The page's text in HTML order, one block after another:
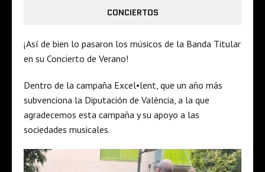
CONCIERTOS
¡Así de bien lo pasaron los músicos de la Banda Titular
en su Concierto de Verano!
Dentro de la campaña Excel•lent, que un año más
subvenciona la Diputación de València, a la que
agradecemos esta campaña y su apoyo a las
sociedades musicales.